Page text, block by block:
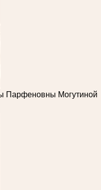
Парфеновны Могутиной